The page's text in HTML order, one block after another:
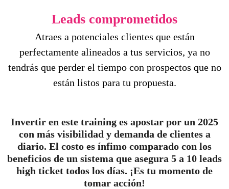
Leads comprometidos
Atraes a potenciales clientes que están
perfectamente alineados a tus servicios, ya no
tendrás que perder el tiempo con prospectos que no
están listos para tu propuesta.
Invertir en este training es apostar por un 2025
con más visibilidad y demanda de clientes a
diario. El costo es ínfimo comparado con los
beneficios de un sistema que asegura 5 a 10 leads
high ticket todos los días. ¡Es tu momento de
tomar acción!